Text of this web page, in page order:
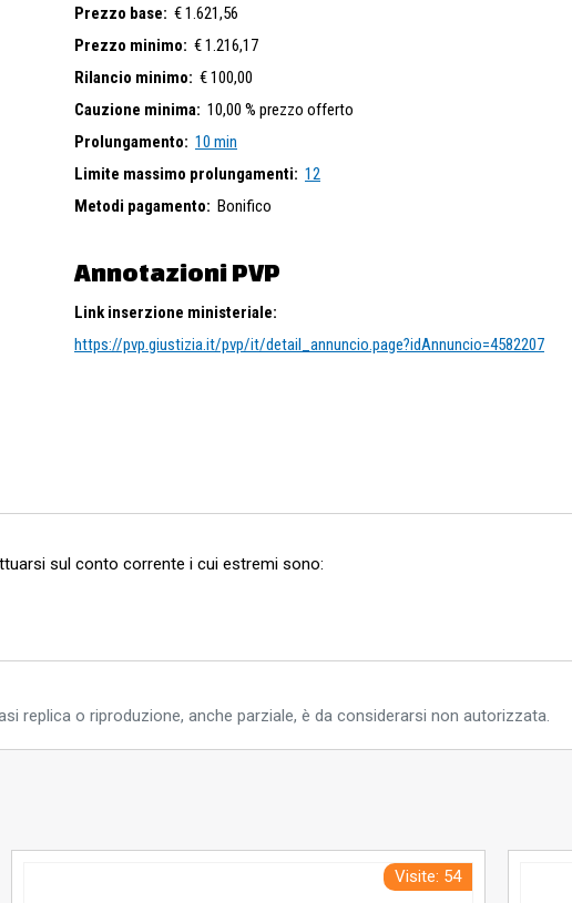
Prezzo base: € 1.621,56
Prezzo minimo: € 1.216,17
Rilancio minimo: € 100,00
Cauzione minima: 10,00 % prezzo offerto
Prolungamento: 10 min
Limite massimo prolungamenti: 12
Metodi pagamento: Bonifico
Annotazioni PVP
Link inserzione ministeriale:
https://pvp.giustizia.it/pvp/it/detail_annuncio.page?idAnnuncio=4582207
sul conto corrente i cui estremi sono:
replica o riproduzione, anche parziale, è da considerarsi non autorizzata.
Visite: 54